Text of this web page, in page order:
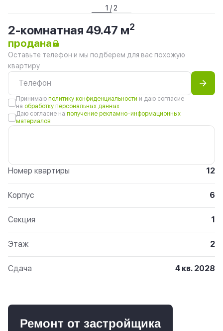
1 / 2
2-комнатная 49.47 м2
продана
Оставьте телефон и мы подберем для вас похожую
квартиру
Принимаю политику конфиденциальности и даю согласие
на обработку персональных данных
Даю согласие на получение рекламно-информационных
материалов
Номер квартиры 12
Корпус 6
Секция 1
Этаж 2
Сдача 4 кв. 2028
Ремонт от застройщика